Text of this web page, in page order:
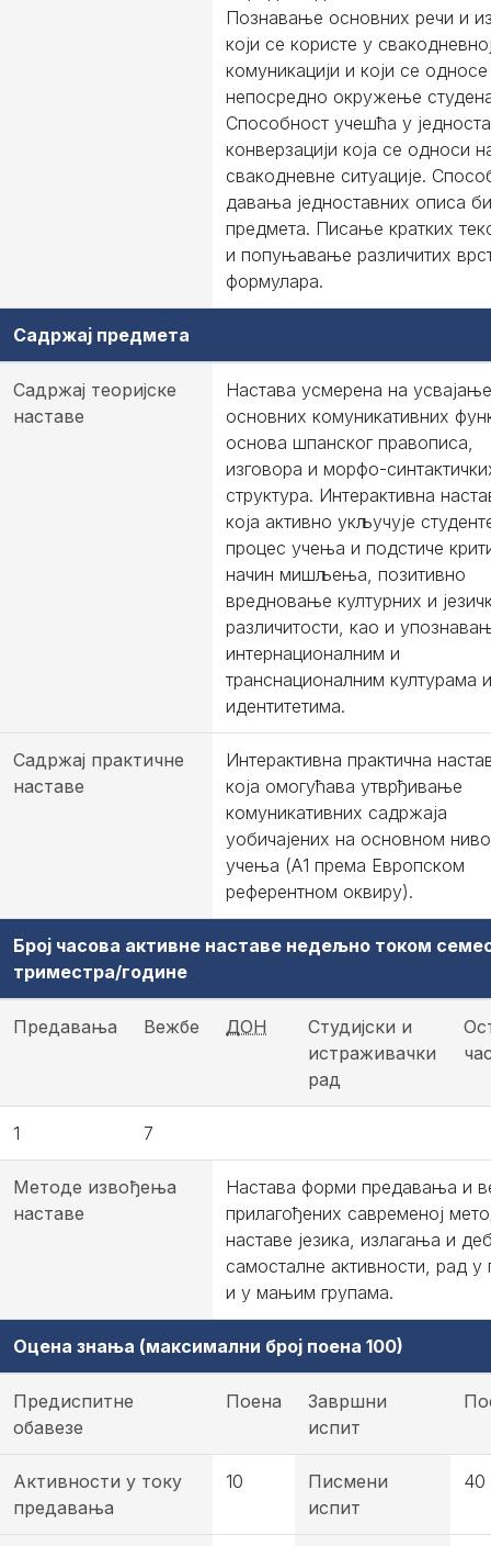
Познавање основних речи и
који се користе у
комуникацији и који се
непосредно окружење
Способност учешћа у
конверзацији која се односи
свакодневне ситуације.
давања једноставних описа
предмета. Писање кратких
и попуњавање различитих
формулара.
Садржај предмета
Садржај теоријске
наставе
Настава усмерена на усвајање
основних комуникативних
основа шпанског правописа,
изговора и морфо-
структура. Интерактивна
која активно укључује
процес учења и подстиче
начин мишљења, позитивно
вредновање културних и
различитости, као и
интернационалним и
транснационалним културама и
идентитетима.
Садржај практичне
наставе
Интерактивна практична
која омогућава утврђивање
комуникативних садржаја
уобичајених на основном
учења (А1 према Европском
референтном оквиру).
Број часова активне наставе недељно током
триместра/године
Предавања Вежбе ДОН
Студијски и
истраживачки
рад
1 7
Методе извођења
наставе
Настава форми предавања и
прилагођених савременој
наставе језика, излагања и
самосталне активности, рад у
и у мањим групама.
Оцена знања (максимални број поена 100)
Предиспитне
обавезе
Поена
Завршни
испит
Активности у току
предавања
10
Писмени
испит
40